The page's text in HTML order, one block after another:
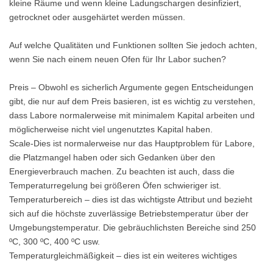
kleine Räume und wenn kleine Ladungschargen desinfiziert,
getrocknet oder ausgehärtet werden müssen.
Auf welche Qualitäten und Funktionen sollten Sie jedoch achten,
wenn Sie nach einem neuen Ofen für Ihr Labor suchen?
Preis – Obwohl es sicherlich Argumente gegen Entscheidungen
gibt, die nur auf dem Preis basieren, ist es wichtig zu verstehen,
dass Labore normalerweise mit minimalem Kapital arbeiten und
möglicherweise nicht viel ungenutztes Kapital haben.
Scale-Dies ist normalerweise nur das Hauptproblem für Labore,
die Platzmangel haben oder sich Gedanken über den
Energieverbrauch machen. Zu beachten ist auch, dass die
Temperaturregelung bei größeren Öfen schwieriger ist.
Temperaturbereich – dies ist das wichtigste Attribut und bezieht
sich auf die höchste zuverlässige Betriebstemperatur über der
Umgebungstemperatur. Die gebräuchlichsten Bereiche sind 250
ºC, 300 ºC, 400 ºC usw.
Temperaturgleichmäßigkeit – dies ist ein weiteres wichtiges